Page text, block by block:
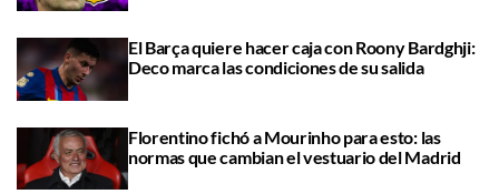
El Barça quiere hacer caja con Roony Bardghji:
Deco marca las condiciones de su salida
Florentino fichó a Mourinho para esto: las
normas que cambian el vestuario del Madrid